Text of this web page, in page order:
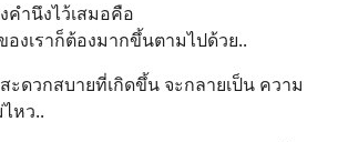
ำนึงไว้เสมอคือ
งเราก็ต้องมากขึ้นตามไปด้วย..
ะดวกสบายที่เกิดขึ้น จะกลายเป็น ความ
หว..